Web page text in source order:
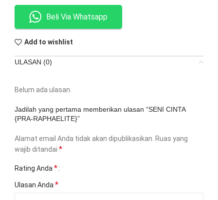
Beli Via Whatsapp
Add to wishlist
ULASAN (0)
Belum ada ulasan.
Jadilah yang pertama memberikan ulasan “SENI CINTA
{PRA-RAPHAELITE}”
Alamat email Anda tidak akan dipublikasikan. Ruas yang
wajib ditandai *
Rating Anda *
Ulasan Anda *